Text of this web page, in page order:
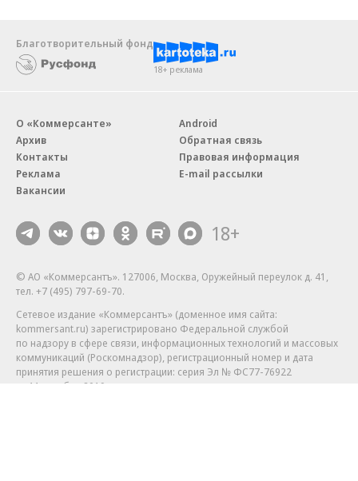
Благотворительный фонд
18+ реклама
О «Коммерсанте»
Архив
Контакты
Реклама
Вакансии
Android
Обратная связь
Правовая информация
E-mail рассылки
18+
© АО «Коммерсантъ». 127006, Москва, Оружейный переулок д. 41,
тел. +7 (495) 797-69-70.
Сетевое издание «Коммерсантъ» (доменное имя сайта:
kommersant.ru) зарегистрировано Федеральной службой
по надзору в сфере связи, информационных технологий и массовых
коммуникаций (Роскомнадзор), регистрационный номер и дата
принятия решения о регистрации: серия Эл № ФС77-76922
от 11 октября 2019 г.